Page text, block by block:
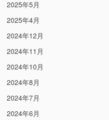
2025年5月
2025年4月
2024年12月
2024年11月
2024年10月
2024年8月
2024年7月
2024年6月